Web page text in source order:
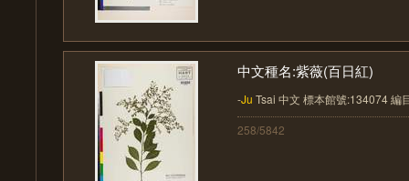
中文種名:紫薇(百日紅)
-Ju Tsai 中文 標本館號:134074 編
258/5842